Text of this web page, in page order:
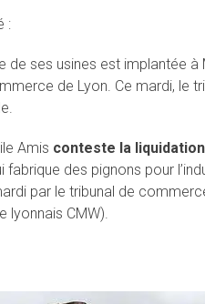
:
de ses usines est implantée
de Lyon. Ce mardi, le
Amis conteste la
fabrique des pignons pour
par le tribunal de
lyonnais CMW).